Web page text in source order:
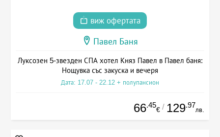
виж офертата
Павел Баня
Луксозен 5-звезден СПА хотел Княз Павел в Павел баня:
Нощувка със закуска и вечеря
Дата: 17.07 - 22.12 + полупансион
66.45
€ / 129.97
лв.